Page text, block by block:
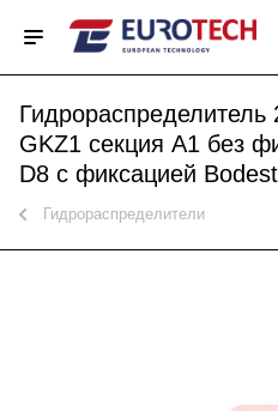
Гидрораспределитель
GKZ1 секция A1 без
D8 с фиксацией
Гидрораспределители